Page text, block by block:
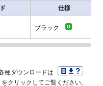
仕様
ブラック
種ダウンロードは
をクリックしてご覧ください。